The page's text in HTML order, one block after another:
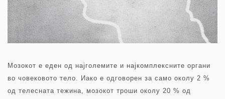
Мозокот е еден од најголемите и најкомплексните органи
во човековото тело. Иако е одговорен за само околу 2 %
од телесната тежина, мозокот троши околу 20 % од